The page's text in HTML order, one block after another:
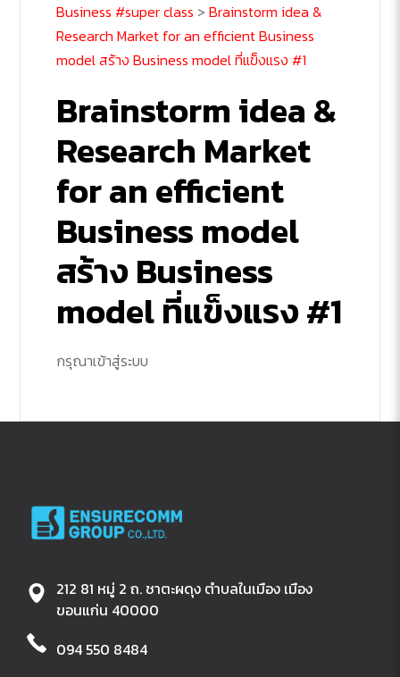
Business #super class >Brainstorm idea &
Research Market for an efficient Business
model สร้าง Business model ที่แข็งแรง #1
Brainstorm idea &
Research Market
for an efficient
Business model
สร้าง Business
model ที่แข็งแรง #1
กรุณาเข้าสู่ระบบ
212 81 หมู่ 2 ถ. ชาตะผดุง ตำบลในเมือง เมือง
ขอนแก่น 40000
094 550 8484